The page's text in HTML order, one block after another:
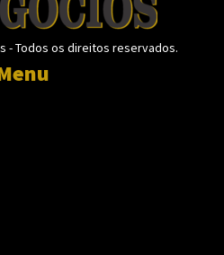
- Todos os direitos reservados.